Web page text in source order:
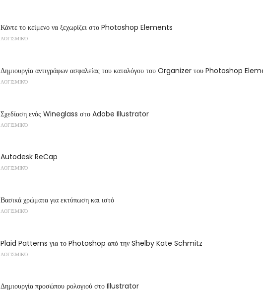
Κάντε το κείμενο να ξεχωρίζει στο Photoshop Elements
ΛΟΓΙΣΜΙΚΌ
Δημιουργία αντιγράφων ασφαλείας του καταλόγου του Organizer του Photoshop
ΛΟΓΙΣΜΙΚΌ
Σχεδίαση ενός Wineglass στο Adobe Illustrator
ΛΟΓΙΣΜΙΚΌ
Autodesk ReCap
ΛΟΓΙΣΜΙΚΌ
Βασικά χρώματα για εκτύπωση και ιστό
ΛΟΓΙΣΜΙΚΌ
Plaid Patterns για το Photoshop από την Shelby Kate Schmitz
ΛΟΓΙΣΜΙΚΌ
Δημιουργία προσώπου ρολογιού στο Illustrator